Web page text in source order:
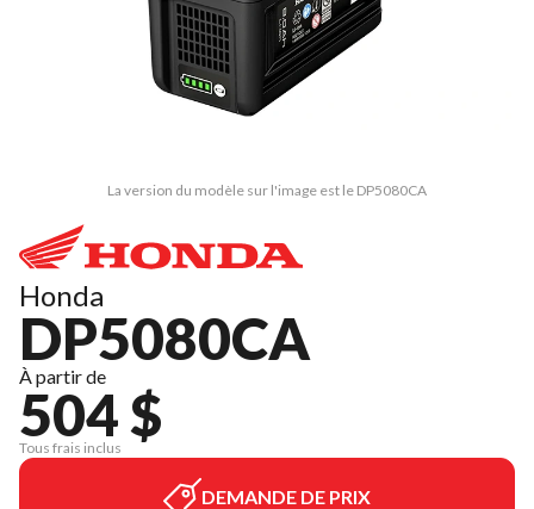
La version du modèle sur l'image est le DP5080CA
Honda
DP5080CA
À partir de
504 $
Tous frais inclus
DEMANDE DE PRIX